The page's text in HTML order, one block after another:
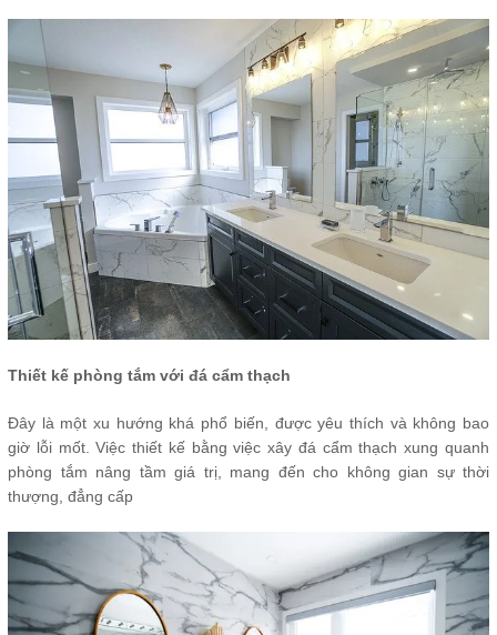
Thiết kế phòng tắm với đá cẩm thạch
Đây là một xu hướng khá phổ biến, được yêu thích và không bao
giờ lỗi mốt. Việc thiết kế bằng việc xây đá cẩm thạch xung quanh
phòng tắm nâng tầm giá trị, mang đến cho không gian sự thời
thượng, đẳng cấp